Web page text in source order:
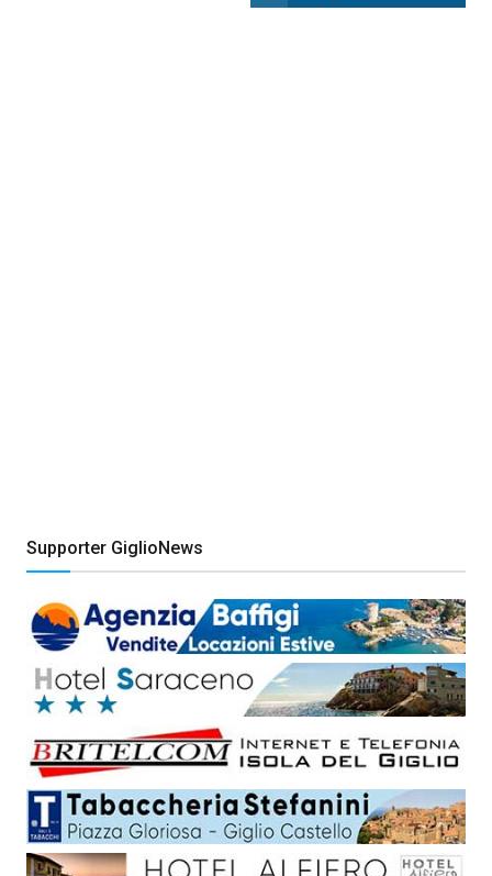
Supporter GiglioNews